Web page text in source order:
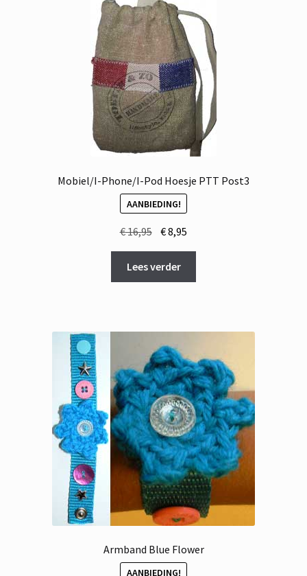
Mobiel/I-Phone/I-Pod Hoesje PTT Post3
AANBIEDING!
€16,95 Oorspronkelijke
prijs
was:
€ 16,95.
€8,95
prijs
€ 8,95.
Lees verder
Armband Blue Flower
AANBIEDING!